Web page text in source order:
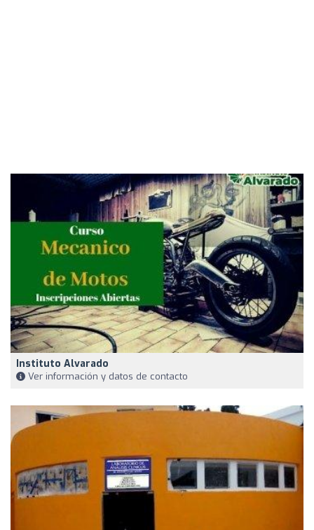
Instituto Alvarado
Ver información y datos de contacto